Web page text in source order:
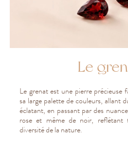
Le
Le grenat est une pierre précieuse
sa large palette de couleurs, allant
éclatant, en passant par des
rose et même de noir, reflétant
diversité de la nature.